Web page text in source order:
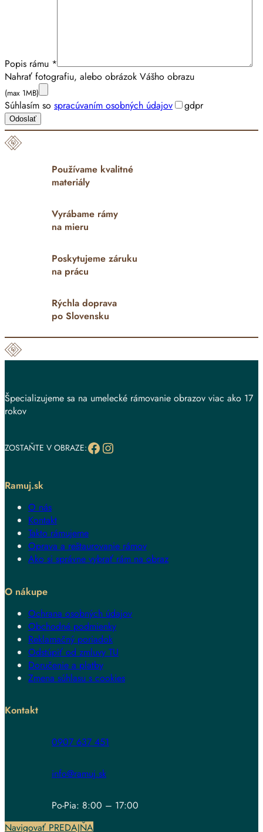
Popis rámu *
Nahrať fotografiu, alebo obrázok Vášho obrazu
(max 1MB)
Súhlasím so spracúvaním osobných údajov gdpr
Odoslať
Používame kvalitné
materiály
Vyrábame rámy
na mieru
Poskytujeme záruku
na prácu
Rýchla doprava
po Slovensku
Špecializujeme sa na umelecké rámovanie obrazov viac ako 17
rokov
ZOSTAŇTE V OBRAZE:Facebook Instagram
Ramuj.sk
O nás
Kontakt
Takto rámujeme
Oprava a reštaurovanie rámov
Ako si správne vybrať rám na obraz
O nákupe
Ochrana osobných údajov
Obchodné podmienky
Reklamačný poriadok
Odstúpiť od zmluvy TU
Doručenie a platby
Zmena súhlasu s cookies
Kontakt
0907 637 451
info@ramuj.sk
Po-Pia: 8:00 – 17:00
Navigovať PREDAJŇA